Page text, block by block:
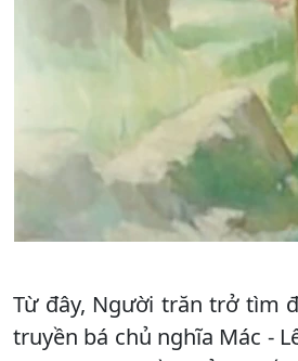
Từ đây, Người trăn trở tìm
truyền bá chủ nghĩa Mác -